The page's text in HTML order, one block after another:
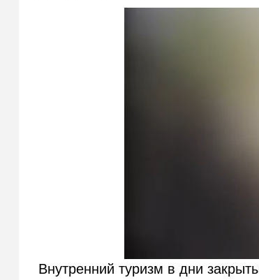
Внутренний туризм в дни